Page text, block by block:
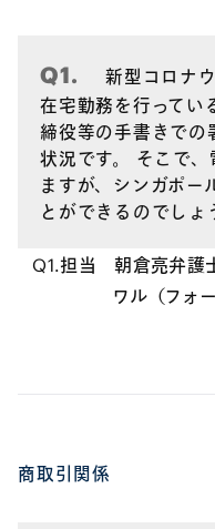
Q1.
新型コロナ
在宅勤務を行ってい
締役等の手書きでの
状況です。 そこで
ますが、シンガポー
とができるのでしょ
Q1.担当 朝倉亮弁護
ワル（フォ
商取引関係